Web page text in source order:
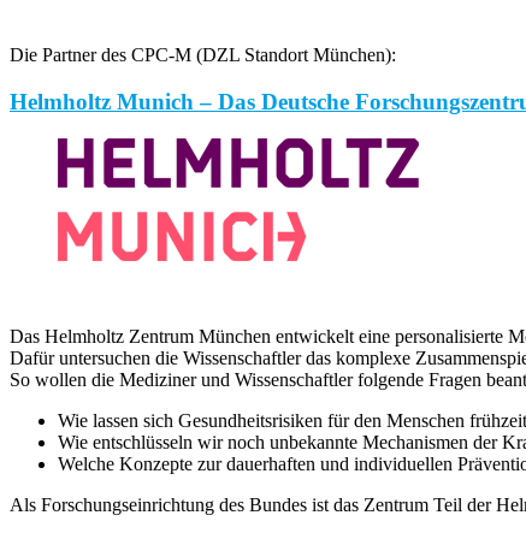
Die Partner des CPC-M (DZL Standort München):
Helmholtz Munich – Das Deutsche
Das Helmholtz Zentrum München entwickelt eine personalisierte
Dafür untersuchen die Wissenschaftler das komplexe
So wollen die Mediziner und Wissenschaftler folgende Fragen
Wie lassen sich Gesundheitsrisiken für den Menschen
Wie entschlüsseln wir noch unbekannte Mechanismen der
Welche Konzepte zur dauerhaften und individuellen
Als Forschungseinrichtung des Bundes ist das Zentrum Teil der